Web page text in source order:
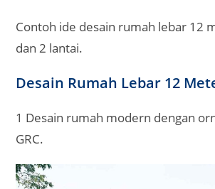
Contoh ide desain rumah lebar 12
dan 2 lantai.
Desain Rumah Lebar 12
1 Desain rumah modern dengan
GRC.